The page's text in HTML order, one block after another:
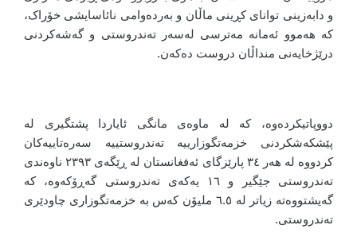
و دابەزینی توانای کڕینی ماڵان و بەردەوامی نائاسایشی خۆراک،
کە هەموو ئەمانە مەترسی لەسەر تەندروستی و گەشەکردنی
درێژخایەنی منداڵان دروست دەکەن.
دووپاتیکردەوە، کە لە ماوەی مانگی ئایاردا پشتگیری لە
پێشکەشکردنی خزمەتگوزارییە تەندروستییە سەرەتاییەکان
کردووە لە هەر ٣٤ پارێزگای ئەفغانستان لە ڕێگەی ٢٣٩٣ ناوەندی
تەندروستی جێگیر و ١٦ یەکەی تەندروستی گەڕۆکەوە، کە
گەیشتووەتە زیاتر لە ٦.٥ ملیۆن کەس بە خزمەتگوزاری چاودێری
تەندروستی.